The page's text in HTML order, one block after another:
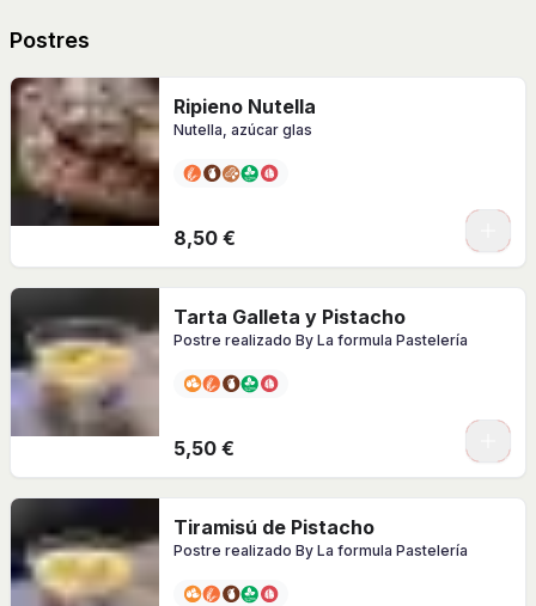
Postres
Ripieno Nutella
Nutella, azúcar glas
8,50 €
Tarta Galleta y Pistacho
Postre realizado By La formula Pastelería
5,50 €
Tiramisú de Pistacho
Postre realizado By La formula Pastelería